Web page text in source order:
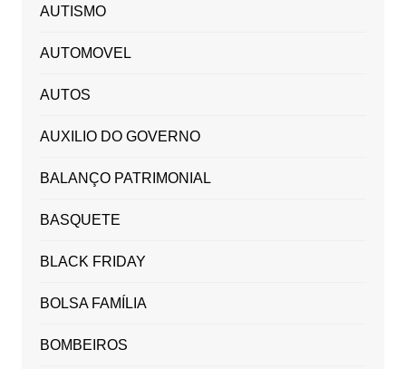
AUTISMO
AUTOMOVEL
AUTOS
AUXILIO DO GOVERNO
BALANÇO PATRIMONIAL
BASQUETE
BLACK FRIDAY
BOLSA FAMÍLIA
BOMBEIROS